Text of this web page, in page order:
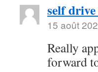
self
15 août
Really
forward